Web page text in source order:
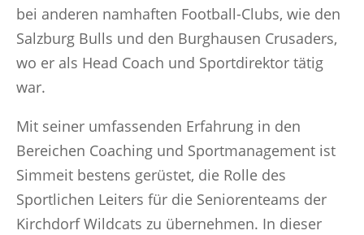
bei anderen namhaften Football-Clubs, wie den
Salzburg Bulls und den Burghausen Crusaders,
wo er als Head Coach und Sportdirektor tätig
war.
Mit seiner umfassenden Erfahrung in den
Bereichen Coaching und Sportmanagement ist
Simmeit bestens gerüstet, die Rolle des
Sportlichen Leiters für die Seniorenteams der
Kirchdorf Wildcats zu übernehmen. In dieser